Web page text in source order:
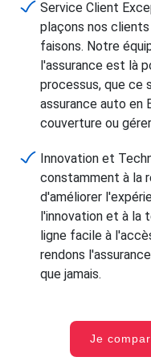
Service Client
plaçons nos
faisons. Notre
l'assurance est là
processus, que ce
assurance auto en
couverture ou
Innovation et
constamment à la
d'améliorer
l'innovation et à la
ligne facile à
rendons
que jamais.
Je